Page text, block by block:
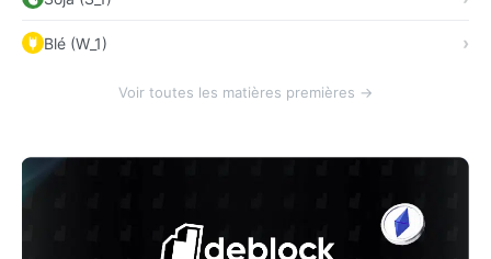
Blé (W_1)
Voir toutes les matières premières →